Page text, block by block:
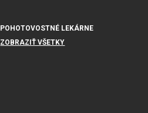
POHOTOVOSTNÉ LEKÁRNE
ZOBRAZIŤ VŠETKY